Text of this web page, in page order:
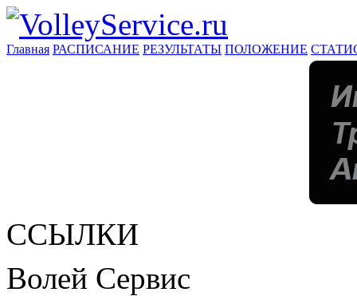
Главная РАСПИСАНИЕ РЕЗУЛЬТАТЫ ПОЛОЖЕНИЕ
ССЫЛКИ
Волей Сервис